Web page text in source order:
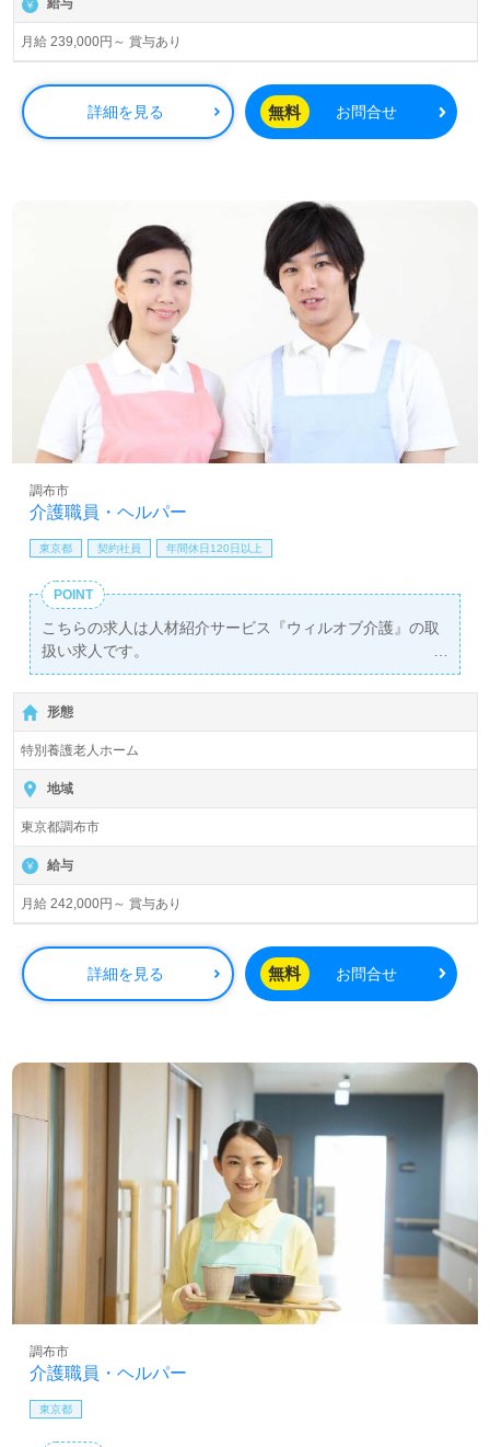
給与
月給 239,000円～ 賞与あり
詳細を見る 無料 お問合せ
介護職員・ヘルパー
調布市
東京都 契約社員 年間休日120日以上
POINT
こちらの求人は人材紹介サービス『ウィルオブ介護』の取
扱い求人です。
詳細に関してお気軽にご相談ください♪
【無料】で皆さんの転職活動をサポートいたします。
形態
特別養護老人ホーム
地域
東京都調布市
給与
月給 242,000円～ 賞与あり
詳細を見る 無料 お問合せ
介護職員・ヘルパー
調布市
東京都